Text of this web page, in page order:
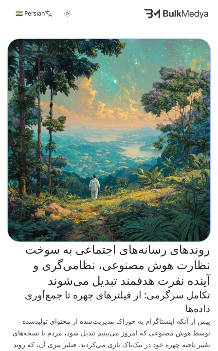
🇮🇷 Persian
روندهای رسانه‌های اجتماعی به سوخت
نظارت هوش مصنوعی، نظامی‌گری و
آینده نفرت هدفمند تبدیل می‌شوند
تکامل سرگرمی: از فیلترهای چهره تا جمع‌آوری
داده‌ها
پیش از آنکه اینستاگرام به خوراک مدیریت‌شده از محتوای تولیدشده
توسط هوش مصنوعی که امروز می‌بینیم تبدیل شود، مردم با نسخه‌های
تغییر یافته چهره خود در تیک‌تاک بازی می‌کردند. فیلتر پیری آن، که روند